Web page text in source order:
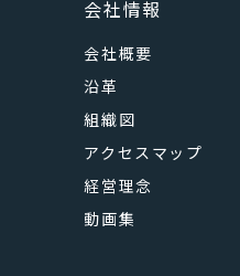
会社情報
会社概要
沿革
組織図
アクセスマップ
経営理念
動画集